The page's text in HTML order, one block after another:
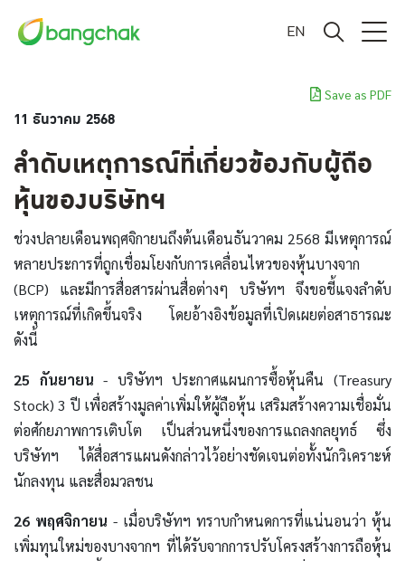
EN
Save as PDF
11 ธันวาคม 2568
ลำดับเหตุการณ์ที่เกี่ยวข้องกับผู้ถือ
หุ้นของบริษัทฯ
ช่วงปลายเดือนพฤศจิกายนถึงต้นเดือนธันวาคม 2568 มีเหตุการณ์
หลายประการที่ถูกเชื่อมโยงกับการเคลื่อนไหวของหุ้นบางจาก
(BCP) และมีการสื่อสารผ่านสื่อต่างๆ บริษัทฯ จึงขอชี้แจงลำดับ
เหตุการณ์ที่เกิดขึ้นจริง โดยอ้างอิงข้อมูลที่เปิดเผยต่อสาธารณะ
ดังนี้
25 กันยายน - บริษัทฯ ประกาศแผนการซื้อหุ้นคืน (Treasury
Stock) 3 ปี เพื่อสร้างมูลค่าเพิ่มให้ผู้ถือหุ้น เสริมสร้างความเชื่อมั่น
ต่อศักยภาพการเติบโต เป็นส่วนหนึ่งของการแถลงกลยุทธ์ ซึ่ง
บริษัทฯ ได้สื่อสารแผนดังกล่าวไว้อย่างชัดเจนต่อทั้งนักวิเคราะห์
นักลงทุน และสื่อมวลชน
26 พฤศจิกายน - เมื่อบริษัทฯ ทราบกำหนดการที่แน่นอนว่า หุ้น
เพิ่มทุนใหม่ของบางจากฯ ที่ได้รับจากการปรับโครงสร้างการถือหุ้น